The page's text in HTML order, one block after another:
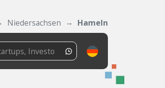
Niedersachsen Hameln